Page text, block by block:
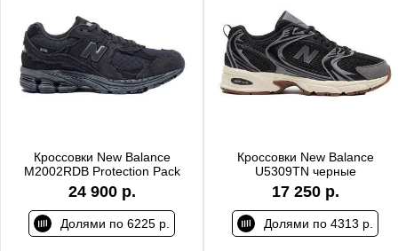
Кроссовки New Balance
M2002RDB Protection Pack
24 900 р.
Долями по 6225 р.
Кроссовки New Balance
U5309TN черные
17 250 р.
Долями по 4313 р.